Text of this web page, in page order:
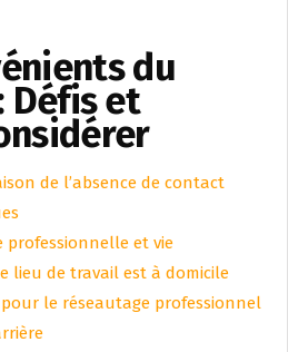
du
Défis et
de l’absence de contact
professionnelle et vie
lieu de travail est à domicile
le réseautage professionnel